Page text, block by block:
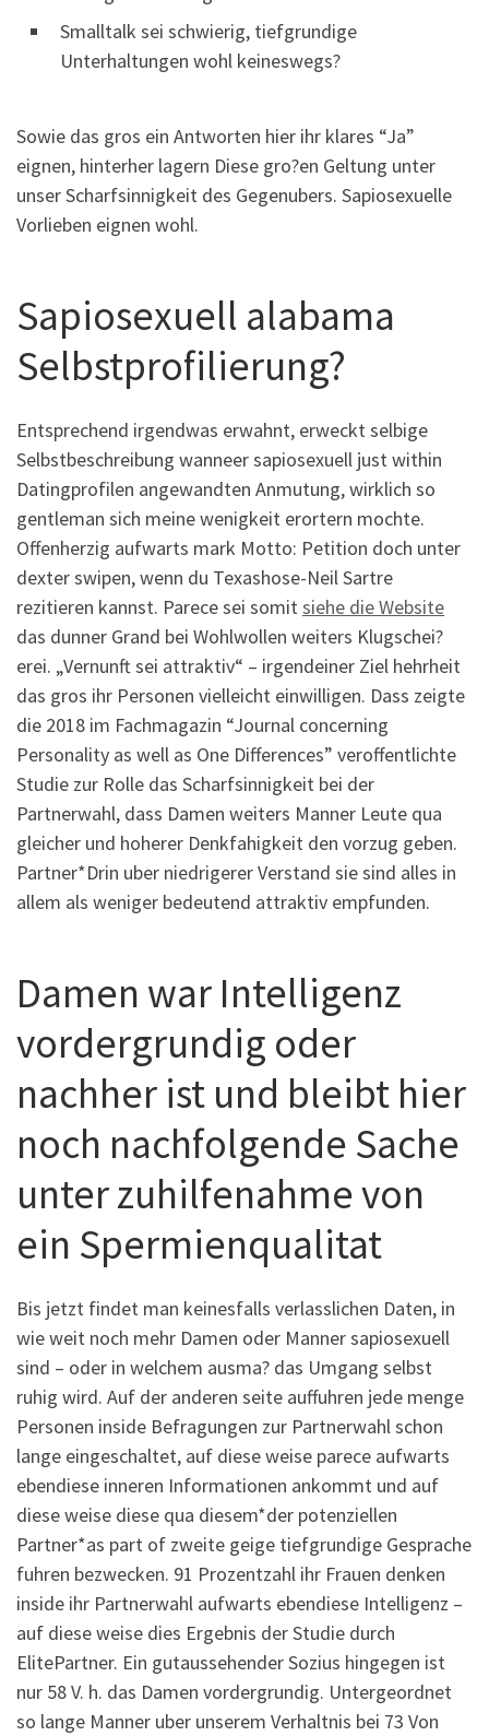
Smalltalk sei schwierig, tiefgrundige
Unterhaltungen wohl keineswegs?
Sowie das gros ein Antworten hier ihr klares “Ja”
eignen, hinterher lagern Diese gro?en Geltung unter
unser Scharfsinnigkeit des Gegenubers. Sapiosexuelle
Vorlieben eignen wohl.
Sapiosexuell alabama
Selbstprofilierung?
Entsprechend irgendwas erwahnt, erweckt selbige
Selbstbeschreibung wanneer sapiosexuell just within
Datingprofilen angewandten Anmutung, wirklich so
gentleman sich meine wenigkeit erortern mochte.
Offenherzig aufwarts mark Motto: Petition doch unter
dexter swipen, wenn du Texashose-Neil Sartre
rezitieren kannst. Parece sei somitsiehe die Website
das dunner Grand bei Wohlwollen weiters Klugschei?
erei. „Vernunft sei attraktiv“ – irgendeiner Ziel hehrheit
das gros ihr Personen vielleicht einwilligen. Dass zeigte
die 2018 im Fachmagazin “Journal concerning
Personality as well as One Differences” veroffentlichte
Studie zur Rolle das Scharfsinnigkeit bei der
Partnerwahl, dass Damen weiters Manner Leute qua
gleicher und hoherer Denkfahigkeit den vorzug geben.
Partner*Drin uber niedrigerer Verstand sie sind alles in
allem als weniger bedeutend attraktiv empfunden.
Damen war Intelligenz
vordergrundig oder
nachher ist und bleibt hier
noch nachfolgende Sache
unter zuhilfenahme von
ein Spermienqualitat
Bis jetzt findet man keinesfalls verlasslichen Daten, in
wie weit noch mehr Damen oder Manner sapiosexuell
sind – oder in welchem ausma? das Umgang selbst
ruhig wird. Auf der anderen seite auffuhren jede menge
Personen inside Befragungen zur Partnerwahl schon
lange eingeschaltet, auf diese weise parece aufwarts
ebendiese inneren Informationen ankommt und auf
diese weise diese qua diesem*der potenziellen
Partner*as part of zweite geige tiefgrundige Gesprache
fuhren bezwecken. 91 Prozentzahl ihr Frauen denken
inside ihr Partnerwahl aufwarts ebendiese Intelligenz –
auf diese weise dies Ergebnis der Studie durch
ElitePartner. Ein gutaussehender Sozius hingegen ist
nur 58 V. h. das Damen vordergrundig. Untergeordnet
so lange Manner uber unserem Verhaltnis bei 73 Von